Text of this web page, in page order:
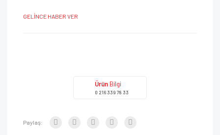
GELİNCE HABER VER
Ürün Bilgi
0 216 339 78 33
Paylaş: